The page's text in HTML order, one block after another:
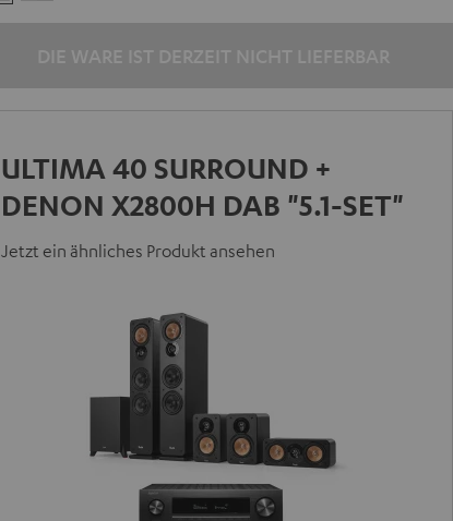
ULTIMA 40 SURROUND +
DENON X2800H DAB "5.1-SET"
Jetzt ein ähnliches Produkt ansehen